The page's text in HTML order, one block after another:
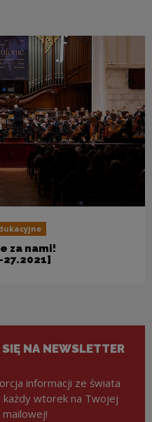
za nami!
27.2021]
NA NEWSLETTER
informacji ze świata
każdy wtorek na Twojej